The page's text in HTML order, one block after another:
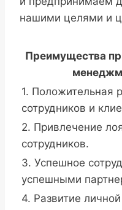
нашими целями и
Преимущества
1. Положительная
сотрудников и
2. Привлечение
сотрудников.
3. Успешное
успешными
4. Развитие